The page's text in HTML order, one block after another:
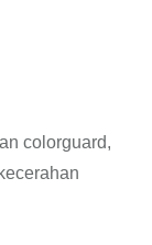
colorguard,